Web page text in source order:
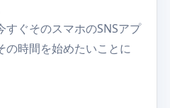
ぐそのスマホのSNSアプ
の時間を始めたいことに